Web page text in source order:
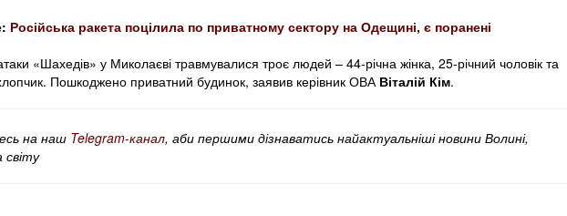
Російська ракета поцілила по приватному сектору на Одещині, є поранені
«Шахедів» у Миколаєві травмувалися троє людей – 44-річна жінка, 25-річний чоловік та
Пошкоджено приватний будинок, заявив керівник ОВА Віталій Кім.
на наш Telegram-канал, аби першими дізнаватись найактуальніші новини Волині,
світу